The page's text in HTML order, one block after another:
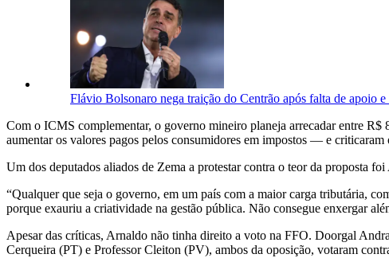
Flávio Bolsonaro nega traição do Centrão após falta de apoio
Com o ICMS complementar, o governo mineiro planeja arrecadar entre
aumentar os valores pagos pelos consumidores em impostos — e criticaram
Um dos deputados aliados de Zema a protestar contra o teor da proposta
“Qualquer que seja o governo, em um país com a maior carga tributária,
porque exauriu a criatividade na gestão pública. Não consegue enxergar
Apesar das críticas, Arnaldo não tinha direito a voto na FFO. Doorgal
Cerqueira (PT) e Professor Cleiton (PV), ambos da oposição, votaram